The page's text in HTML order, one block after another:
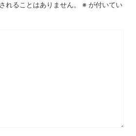
れることはありません。 ※ が付いてい